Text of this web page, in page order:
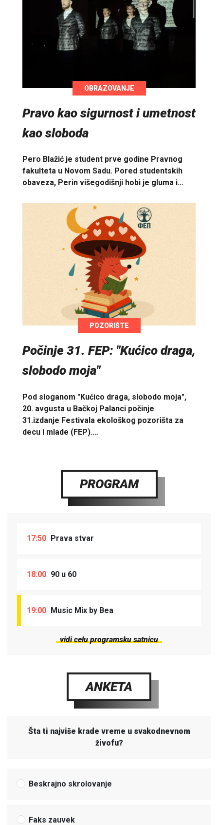
OBRAZOVANJE
Pravo kao sigurnost i umetnost
kao sloboda
Pero Blažić je student prve godine Pravnog
fakulteta u Novom Sadu. Pored studentskih
obaveza, Perin višegodišnji hobi je gluma i…
POZORIŠTE
Počinje 31. FEP: "Kućico draga,
slobodo moja"
Pod sloganom "Kućico draga, slobodo moja",
20. avgusta u Bačkoj Palanci počinje
31.izdanje Festivala ekološkog pozorišta za
decu i mlade (FEP).…
PROGRAM
17:50 Prava stvar
18:00 90 u 60
19:00 Music Mix by Bea
vidi celu programsku satnicu
ANKETA
Šta ti najviše krade vreme u svakodnevnom
živofu?
Beskrajno skrolovanje
Faks zauvek